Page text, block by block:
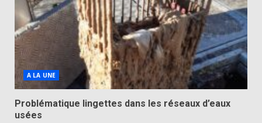
A LA UNE
Problématique lingettes dans les réseaux d’eaux
usées